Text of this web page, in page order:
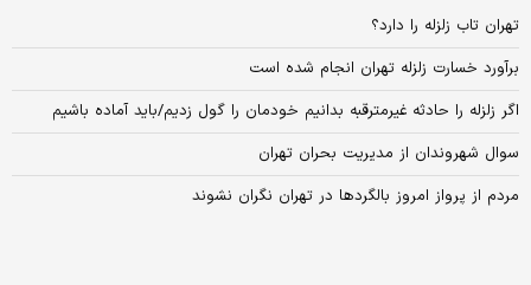
تهران تاب زلزله را دارد؟
برآورد خسارت زلزله تهران انجام شده است
اگر زلزله را حادثه غیرمترقبه بدانیم خودمان را گول زدیم/باید آماده باشیم
سوال شهروندان از مدیریت بحران تهران
مردم از پرواز امروز بالگردها در تهران نگران نشوند